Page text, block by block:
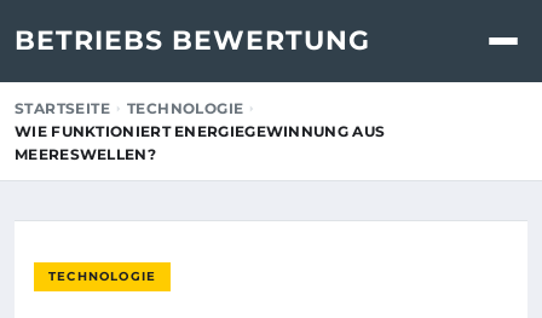
BETRIEBS BEWERTUNG
STARTSEITE
TECHNOLOGIE
WIE FUNKTIONIERT ENERGIEGEWINNUNG AUS
MEERESWELLEN?
TECHNOLOGIE